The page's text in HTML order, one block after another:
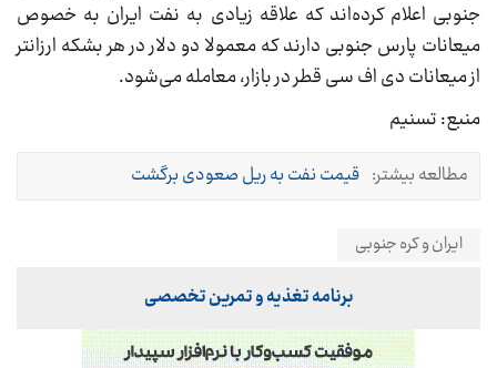
جنوبی اعلام کرده‌اند که علاقه زیادی به نفت ایران به خصوص
میعانات پارس جنوبی دارند که معمولا دو دلار در هر بشکه ارزانتر
از میعانات دی اف سی قطر در بازار، معامله می‌شود.
منبع: تسنیم
مطالعه بیشتر: قیمت نفت به ریل صعودی برگشت
ایران و کره جنوبی
برنامه تغذیه و تمرین تخصصی